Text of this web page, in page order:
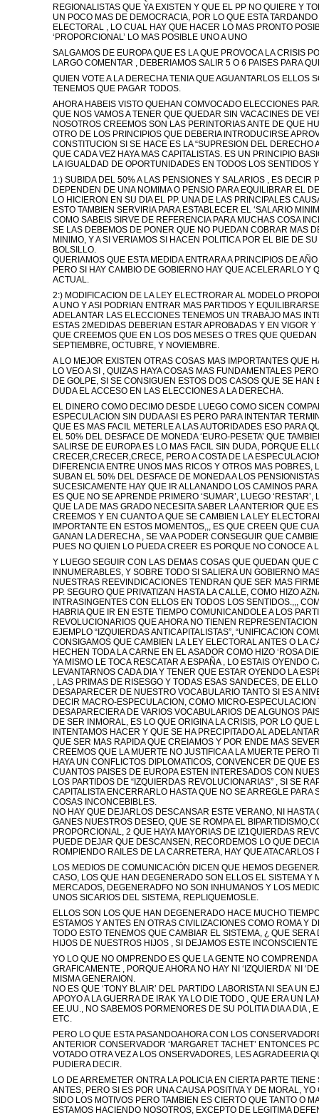
REGIONALISTAS QUE YA EXISTEN Y QUE EL PP NO QUIERE Y
UN POCO MAS DE DEMOCRACIA, POR LO QUE ESTA
ELECTORAL , LO CUAL HAY QUE HACER LO MAS PRONTO
‘PROPORCIONAL’ LO MAS POSIBLE UNO A UNO
SALGAMOS DE EUROPA QUE ES LA QUE PROVOCA LA CRISIS
LARGO COMENTAR , DEBERIAMOS SALIR 5 O 6 PAISES PARA
QUIEN VOTE A LA DERECHA TENIA QUE AGUANTARLOS ELLOS
TENEMOS QUE PAGAR TODOS.
AHORA HABEIS VISTO QUEHAN COMVOCADO ELECCIONES
QUE NOS VAMOS A TENER QUE QUEDAR SIN VACACINES DE
NOSOTROS CREEMOS SON LAS PERINTORIAS ANTE DE QUE
OTRO DE LOS PRINCIPIOS QUE DEBERIA INTRODUCIRSE
CONSTITUCION SI SE HACE ES LA “SUPRESION DEL DERECHO
QUE CADA VEZ HAYA MAS CAPITALISTAS. ES UN PRINCIPIO
LA IGUALDAD DE OPORTUNIDADES EN TODOS LOS SENTIDOS
1:) SUBIDA DEL 50% A LAS PENSIONES Y SALARIOS , ES DECIR
DEPENDEN DE UNA NOMIMA O PENSIO PARA EQUILIBRAR EL
LO HICIERON EN SU DIA EL PP. UNA DE LAS PRINCIPALES
ESTO TAMBIEN SERVIRIA PARA ESTABLECER EL ‘SALARIO
COMO SABEIS SIRVE DE REFERENCIA PARA MUCHAS COSA
SE LAS DEBEMOS DE PONER QUE NO PUEDAN COBRAR MAS
MINIMO, Y A SI VERIAMOS SI HACEN POLITICA POR EL BIE DE
BOLSILLO.
QUERIAMOS QUE ESTA MEDIDA ENTRARA A PRINCIPIOS DE
PERO SI HAY CAMBIO DE GOBIERNO HAY QUE ACELERARLO Y
ACTUAL.
2:) MODIFICACION DE LA LEY ELECTRORAR AL MODELO
A UNO Y ASI PODRIAN ENTRAR MAS PARTIDOS Y
ADELANTAR LAS ELECCIONES TENEMOS UN TRABAJO MAS
ESTAS 2MEDIDAS DEBERIAN ESTAR APROBADAS Y EN VIGOR
QUE CREEMOS QUE EN LOS DOS MESES O TRES QUE
SEPTIEMBRE, OCTUBRE, Y NOVIEMBRE.
A LO MEJOR EXISTEN OTRAS COSAS MAS IMPORTANTES QUE
LO VEO A SI , QUIZAS HAYA COSAS MAS FUNDAMENTALES
DE GOLPE, SI SE CONSIGUEN ESTOS DOS CASOS QUE SE HAN
DUDA EL ACCESO EN LAS ELECCIONES A LA DERECHA.
EL DINERO COMO DECIMO DESDE LUEGO COMO SICEN
ESPECULACION SIN DUDA ASI ES PERO PARA INTENTAR
QUE ES MAS FACIL METERLE A LAS AUTORIDADES ESO PARA
EL 50% DEL DESFACE DE MONEDA ‘EURO-PESETA’ QUE
SALIRSE DE EUROPA ES LO MAS FACIL SIN DUDA, PORQUE
CRECER,CRECER,CRECE, PERO A COSTA DE LA
DIFERENCIA ENTRE UNOS MAS RICOS Y OTROS MAS POBRES,
SUBAN EL 50% DEL DESFACE DE MONEDA A LOS
SUCESICAMENTE HAY QUE IR ALLANANDO LOS CAMINOS
ES QUE NO SE APRENDE PRIMERO ‘SUMAR’, LUEGO ‘RESTAR’,
QUE LA DE MAS GRADO NECESITA SABER LA ANTERIOR QUE
CREEMOS Y EN CUANTO A QUE SE CAMBIEN LA LEY
IMPORTANTE EN ESTOS MOMENTOS,,, ES QUE CREEN QUE
GANAN LA DERECHA , SE VA A PODER CONSEGUIR QUE
PUES NO QUIEN LO PUEDA CREER ES PORQUE NO CONOCE A
Y LUEGO SEGUIR CON LAS DEMAS COSAS QUE QUEDAN QUE
INNUMERABLES, Y SOBRE TODO SI SALIERA UN GOBIERNO
NUESTRAS REEVINDICACIONES TENDRAN QUE SER MAS
PP. SEGURO QUE PRIVATIZAN HASTA LA CALLE, COMO HIZO
INTRASINGENTES CON ELLOS EN TODOS LOS SENTIDOS.,,,
HABRIA QUE IR EN ESTE TIEMPO COMUNICANDOLE A LOS
REVOLUCIONARIOS QUE AHORA NO TIENEN
EJEMPLO “IZQUIERDAS ANTICAPITALISTAS”, “UNIFICACION
CONSIGAMOS QUE CAMBIEN LA LEY ELECTORAL ANTES O LA
HECHEN TODA LA CARNE EN EL ASADOR COMO HIZO ‘ROSA
YA MISMO LE TOCA RESCATAR A ESPAÑA , LO ESTAIS OYENDO
LEVANTARNOS CADA DIA Y TENER QUE ESTAR OYENDO LA
, LAS PRIMAS DE RISESGO Y TODAS ESAS SANDECES, DE
DESAPARECER DE NUESTRO VOCABULARIO TANTO SI ES A
DECIR MACRO-ESPECULACION, COMO MICRO-ESPECULACION
DESAPARECIERA DE VARIOS VOCABULARIOS DE ALGUNOS
DE SER INMORAL, ES LO QUE ORIGINA LA CRISIS, POR LO QUE
INTENTAMOS HACER Y QUE SE HA PRECIPITADO AL
QUE SER MAS RAPIDA QUE CREIAMOS Y POR ENDE MAS
CREEMOS QUE LA MUERTE NO JUSTIFICA A LA MUERTE PERO
HAYA UN CONFLICTOS DIPLOMATICOS, CONVENCER DE QUE
CUANTOS PAISES DE EUROPA ESTEN INTERESADOS CON
LOS PARTIDOS DE “IZQUIERDAS REVOLUCIONARIAS” , SI SE
CAPITALISTA ENCERRARLO HASTA QUE NO SE ARREGLE PARA
COSAS INCONCEBIBLES.
NO HAY QUE DEJARLOS DESCANSAR ESTE VERANO, NI HASTA
GANES NUESTROS DESEO, QUE SE ROMPA EL
PROPORCIONAL, 2 QUE HAYA MAYORIAS DE IZ1QUIERDAS
PUEDE DEJAR QUE DESCANSEN, RECORDEMOS LO QUE
ROMPIENDO RAILES DE LA CARRETERA, HAY QUE ATACARLOS
LOS MEDIOS DE COMUNICACIÓN DICEN QUE HEMOS
CASO, LOS QUE HAN DEGENERADO SON ELLOS EL SISTEMA Y
MERCADOS, DEGENERADFO NO SON INHUMANOS Y LOS
UNOS SICARIOS DEL SISTEMA, REPLIQUEMOSLE.
ELLOS SON LOS QUE HAN DEGENERADO HACE MUCHO
ESTAMOS Y ANTES EN OTRAS CIVILIZACIONES COMO ROMA Y
TODO ESTO TENEMOS QUE CAMBIAR EL SISTEMA, ¿ QUE
HIJOS DE NUESTROS HIJOS , SI DEJAMOS ESTE
YO LO QUE NO OMPRENDO ES QUE LA GENTE NO
GRAFICAMENTE , PORQUE AHORA NO HAY NI ‘IZQUIERDA’ NI
MISMA GENERAION.
NO ES QUE ‘TONY BLAIR’ DEL PARTIDO LABORISTA NI SEA UN
APOYO A LA GUERRA DE IRAK YA LO DIE TODO , QUE ERA UN
EE.UU., NO SABEMOS PORMENORES DE SU POLITIA DIA A DIA ,
ETC.
PERO LO QUE ESTA PASANDOAHORA CON LOS
ANTERIOR CONSERVADOR ‘MARGARET TACHET’ ENTONCES
VOTADO OTRA VEZ A LOS ONSERVADORES, LES AGRADEERIA
PUDIERA DECIR.
LO DE ARREMETER ONTRA LA POLICIA EN CIERTA PARTE
ANTES, PERO SI ES POR UNA CAUSA POSITIVA Y DE MORAL,
SIDO LOS MOTIVOS PERO TAMBIEN ES CIERTO QUE TANTO O
ESTAMOS HACIENDO NOSOTROS, EXCEPTO DE LEGITIMA